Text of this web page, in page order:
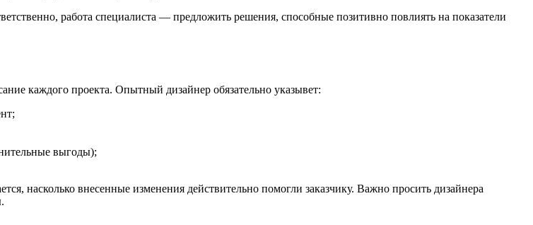
работа специалиста — предложить решения, способные позитивно повлиять на показатели
каждого проекта. Опытный дизайнер обязательно указывет:
выгоды);
насколько внесенные изменения действительно помогли заказчику. Важно просить дизайнера